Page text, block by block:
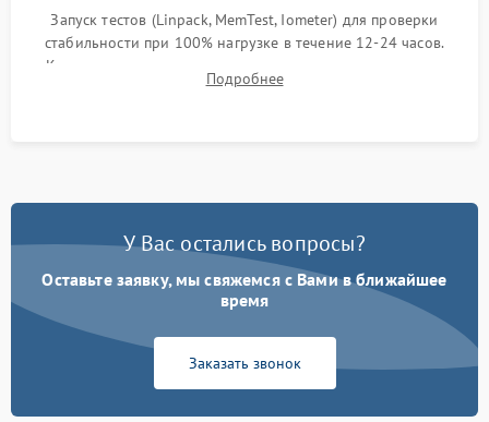
Запуск тестов (Linpack, MemTest, Iometer) для проверки
стабильности при 100% нагрузке в течение 12-24 часов.
Контроль температурных режимов, проверка отсутствия
троттлинга и подготовка сервера к выдаче.
Подробнее
У Вас остались вопросы?
Оставьте заявку, мы свяжемся с Вами в ближайшее
время
Заказать звонок